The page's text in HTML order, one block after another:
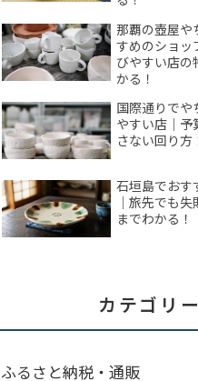
那覇の壺屋や
すめのショッ
びやすい店の
かる！
国際通りでや
やすい店｜予
さない回り方
石垣島でおす
｜旅先でも
までわかる！
カテゴリー
ふるさと納税・通販